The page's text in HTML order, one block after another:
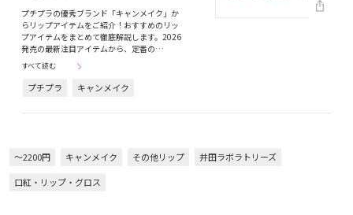
プチプラの優秀ブランド「キャンメイク」か
らリップアイテムをご紹介！おすすめのリッ
プアイテムをまとめて徹底解説します。2026
発売の最新注目アイテムから、定番の…
すべて読む
プチプラ キャンメイク
～2200円 キャンメイク その他リップ
井田ラボラトリーズ
口紅・リップ・グロス